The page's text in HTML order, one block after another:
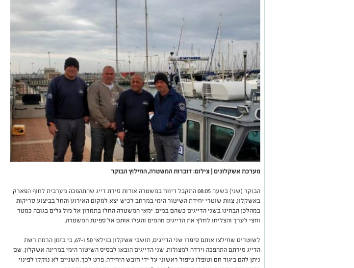
מערכת אשקלונים | צילום: דוברות המשטרה, החילוץ הבוקר
הבוקר (שני) בשעה 08:05 התקבל דיווח במשטרה אודות סירת דייג שהתהפכה מערבית לחוף הפארק
באשקלון. צוות שוטרי יחידת השיטור הימי במרחב לכיש יצא למקום האירוע והחל בביצוע סריקות
במהלכן הבחינו בשני הדייגים כשהם במים. ימאי המשטרה החלו בתמרון אל מול גלים בגובה כמטר
וחצי לערך והצליחו לחלץ את הדייגים מהמים והעלו אותם אל ספינת המשטרה.
לשוטרים שחילצו אותם סיפרו שני הדייגים, תושבי אשקלון בגילאי 50 ו-67, כי בזמן הרמת רשת
הדייג סירתם התהפכה וירדה למצולות. שני הדייגים הובאו לבסיס השיטור הימי במרינה אשקלון, שם
ניתן להם ביגוד חם וטופלו טיפול ראשוני על ידי חובש היחידה. פרט לכך, השניים לא נזקקו לפינוי